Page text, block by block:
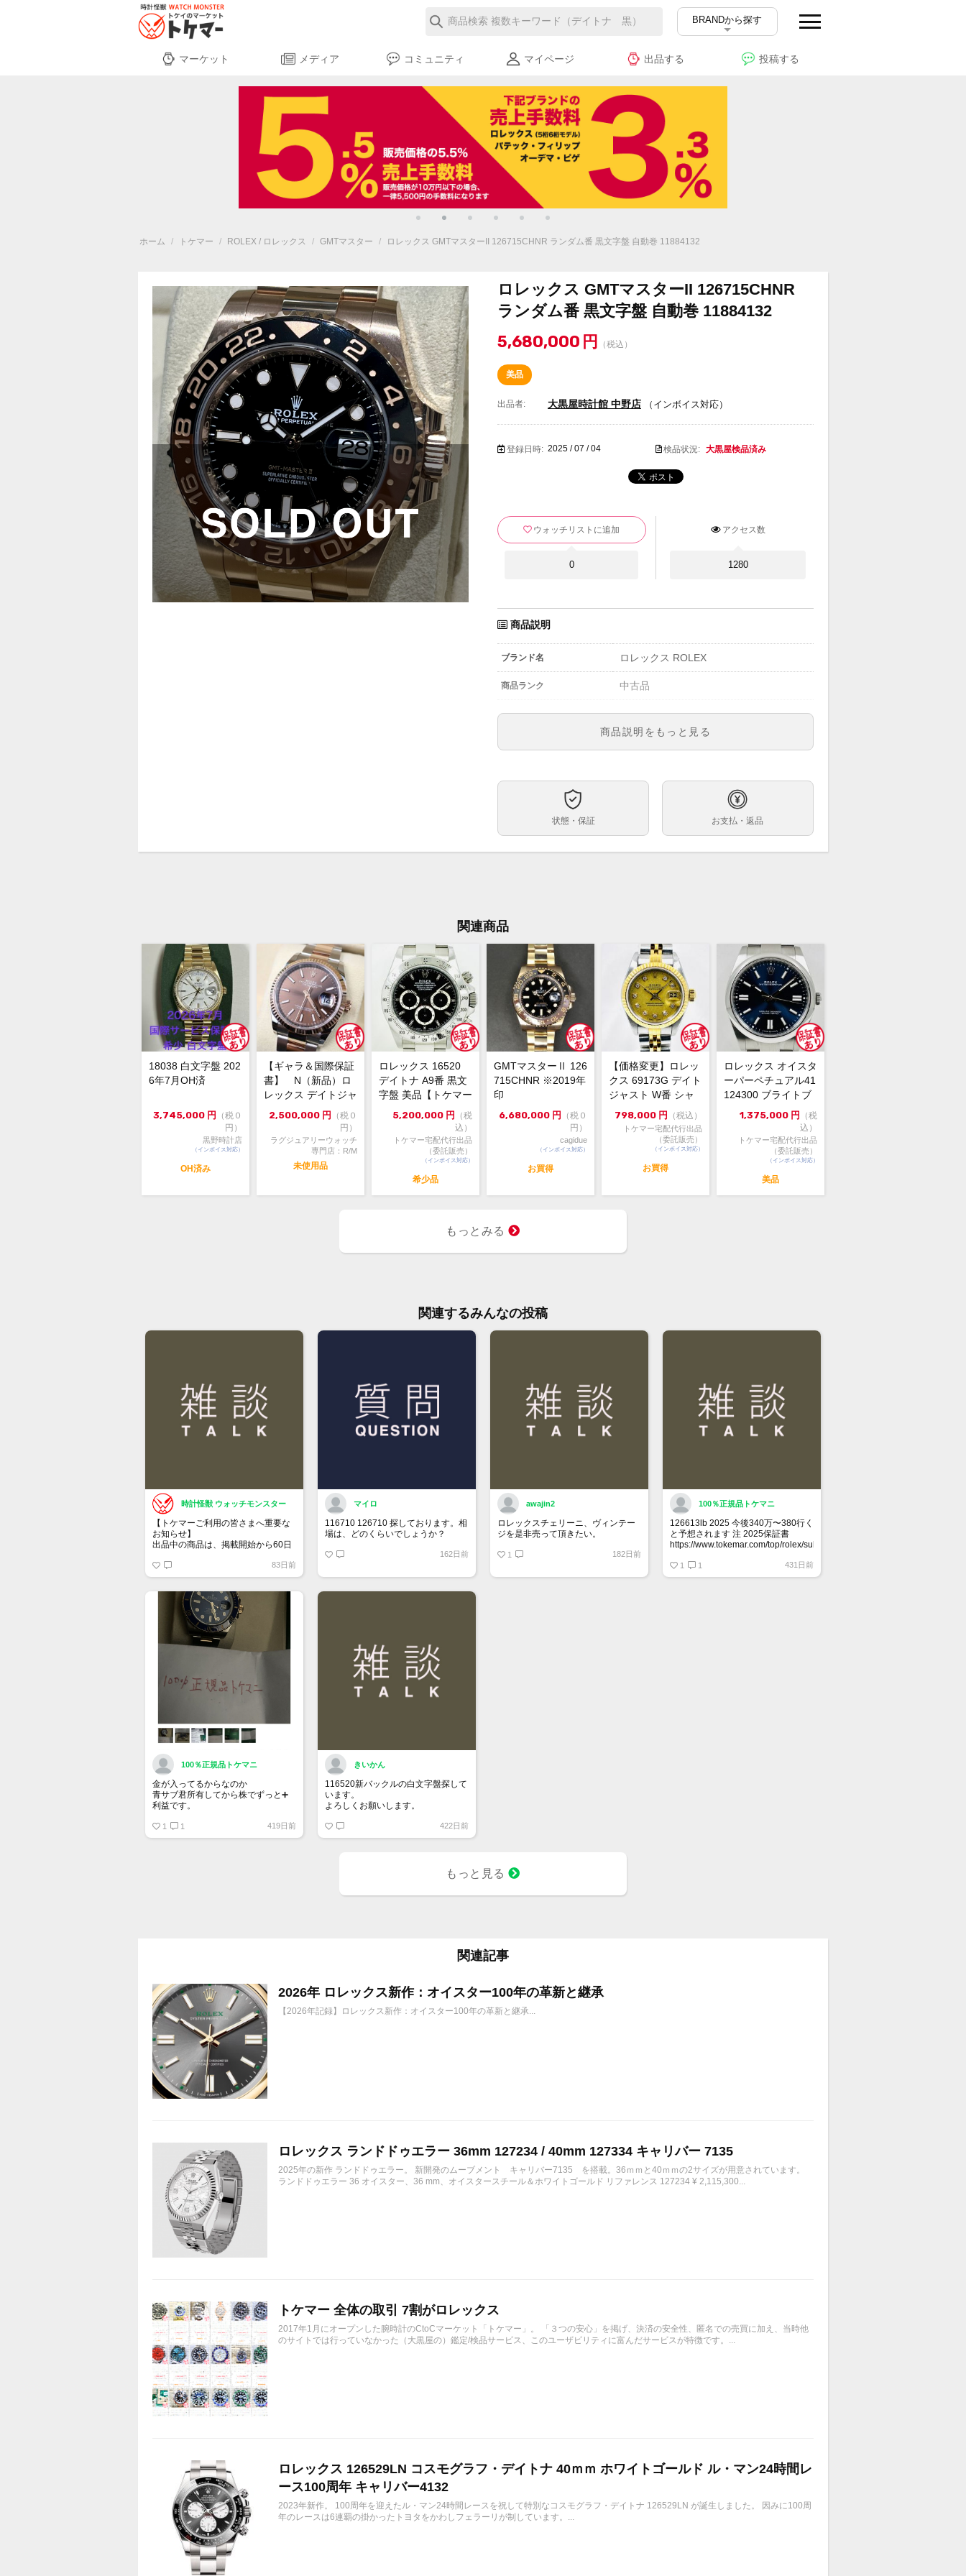
BRANDから探す
マーケット メディア コミュニティ マイページ 出品する 投稿する
ホーム / トケマー / ROLEX / ロレックス / GMTマスター / ロレックス GMTマスターII 126715CHNR ランダム番 黒文字盤 自動巻 11884132
ロレックス GMTマスターII 126715CHNR
ランダム番 黒文字盤 自動巻 11884132
5,680,000 円 （税込）
美品
出品者: 大黒屋時計館 中野店 （インボイス対応）
登録日時: 2025 / 07 / 04 検品状況: 大黒屋検品済み
アクセス数
1280
ウォッチリストに追加
0
商品説明
ブランド名 ロレックス ROLEX
商品ランク 中古品
参考定価 ￥6,845,300(税込)
ムーブメント
ケースサイズ 40mm
ケース素材
メーカー保証書の有無 あり
付属品
箱・保証書(最新ギャラ：2023年1月印)・
冊子・グリーンクロノメータータグ・コマ
×2
ブレスレット鏡面部分、バックルにスレが
その他特筆すべき点のない美品のお品物で
コメント
2018年に登場した、エバーローズゴールド
無垢のGMTマスター、Ref.126715CHNR
が入荷しました。
ベゼルカラーはエバーローズゴールドとス
テンレスのコンビモデルと同じく、ブラッ
クとブラウンベゼルの通称“カフェオレ”と
ジでご質問頂いてもお答えしておりませ
大黒屋 時計館中野店
TEL:03-5318-5250
商品説明をもっと見る
状態・保証 お支払・返品
関連商品
18038 白文字盤 202
6年7月OH済
3,745,000 円
（税０
円）
黒野時計店
（インボイス対応）
OH済み
【ギャラ＆国際保証
書】 N（新品）ロ
レックス デイトジャ
スト126231 36m...
2,500,000 円
（税０
円）
ラグジュアリーウォッチ
専門店：R/M
未使用品
ロレックス 16520
デイトナ A9番 黒文
字盤 美品【トケマー
宅配出品（委託販...
5,200,000 円
（税
込）
トケマー宅配代行出品
（委託販売）
（インボイス対応）
希少品
GMTマスターⅡ 126
715CHNR ※2019年
印
6,680,000 円
（税０
円）
cagidue
（インボイス対応）
お買得
【価格変更】ロレッ
クス 69173G デイト
ジャスト W番 シャ
ンパンゴールド 中...
798,000 円 （税込）
トケマー宅配代行出品
（委託販売）
（インボイス対応）
お買得
ロレックス オイスタ
ーパーペチュアル41
124300 ブライトブ
ルー 2024年...
1,375,000 円
（税
込）
トケマー宅配代行出品
（委託販売）
（インボイス対応）
美品
もっとみる
関連するみんなの投稿
時計怪獣 ウォッチモンスター
【トケマーご利用の皆さまへ重要な
お知らせ】
出品中の商品は、掲載開始から60日
へ戻ります。
トップページでお気に入り登録がで
詳しくはマイページ＞お知らせをご
確認ください。
83日前
マイロ
116710 126710 探しております。相
場は、どのくらいでしょうか？
162日前
awajin2
ロレックスチェリーニ、ヴィンテー
ジを是非売って頂きたい。
1 182日前
100％正規品トケマニ
126613lb 2025 今後340万〜380行く
と予想されます 注 2025保証書
https://www.tokemar.com/top/rolex/submariner/166613lb-
マジ上がる予想しかない
1 1 431日前
100％正規品トケマニ
金が入ってるからなのか
青サブ君所有してから株でずっと➕
利益です。
銘柄番号7932 ニッピ
1 1 419日前
きいかん
116520新バックルの白文字盤探して
います。
よろしくお願いします。
422日前
もっと見る
関連記事
2026年 ロレックス新作：オイスター100年の革新と継承
【2026年記録】ロレックス新作：オイスター100年の革新と継承...
ロレックス ランドドゥエラー 36mm 127234 / 40mm 127334 キャリバー 7135
2025年の新作 ランドドゥエラー。 新開発のムーブメント キャリバー7135 を搭載。36ｍｍと40ｍｍの2サイズが用意されています。
ランドドゥエラー 36 オイスター、36 mm、オイスタースチール＆ホワイトゴールド リファレンス 127234 ¥ 2,115,300...
トケマー 全体の取引 7割がロレックス
2017年1月にオープンした腕時計のCtoCマーケット「トケマー」。 「３つの安心」を掲げ、決済の安全性、匿名での売買に加え、当時他
のサイトでは行っていなかった（大黒屋の）鑑定/検品サービス、このユーザビリティに富んだサービスが特徴です。...
ロレックス 126529LN コスモグラフ・デイトナ 40ｍｍ ホワイトゴールド ル・マン24時間レ
ース100周年 キャリバー4132
2023年新作。 100周年を迎えたル・マン24時間レースを祝して特別なコスモグラフ・デイトナ 126529LN が誕生しました。 因みに100周
年のレースは6連覇の掛かったトヨタをかわしフェラーリが制しています。...